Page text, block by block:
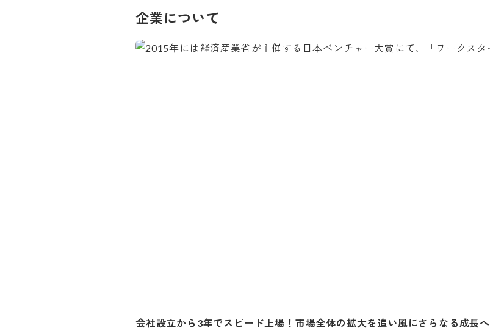
企業について
会社設立から3年でスピード上場！市場全体の拡大を追い風にさらなる成長へ